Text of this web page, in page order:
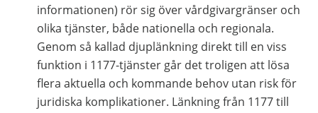
informationen) rör sig över vårdgivargränser och
olika tjänster, både nationella och regionala.
Genom så kallad djuplänkning direkt till en viss
funktion i 1177-tjänster går det troligen att lösa
flera aktuella och kommande behov utan risk för
juridiska komplikationer. Länkning från 1177 till